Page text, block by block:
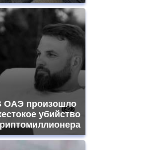
ОАЭ произошло
убийство